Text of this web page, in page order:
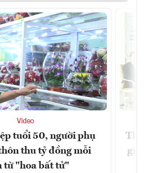
Video
tuổi 50, người phụ
thu tỷ đồng mỗi
từ "hoa bất tử"